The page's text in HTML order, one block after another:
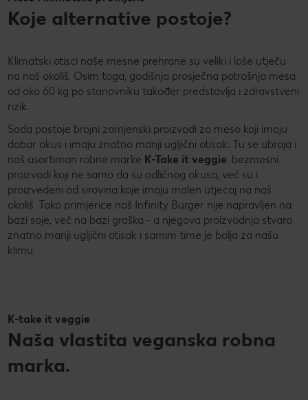
Koje alternative postoje?
Klimatski otisci naše mesne prehrane su veliki i loše utječu
na naš okoliš. Osim toga, godišnja prosječna potrošnja mesa
od oko 60 kg po stanovniku također predstavlja i zdravstveni
rizik.
Sada postoje brojni zamjenski proizvodi za meso koji imaju
dobar okus i imaju znatno manji ugljični otisak. Tu se ubraja i
naš asortiman robne marke K-Take it veggie: bezmesni
proizvodi koji ne samo da su odličnog okusa, već su i
proizvedeni od sirovina koje imaju malen utjecaj na naš
okoliš. Tako primjerice naš Infinity Burger nije napravljen na
bazi soje, već na bazi graška - a njegova proizvodnja stvara
znatno manji ugljični otisak i samim time je bolja za našu
klimu.
K-take it veggie
Naša vlastita veganska robna
marka.